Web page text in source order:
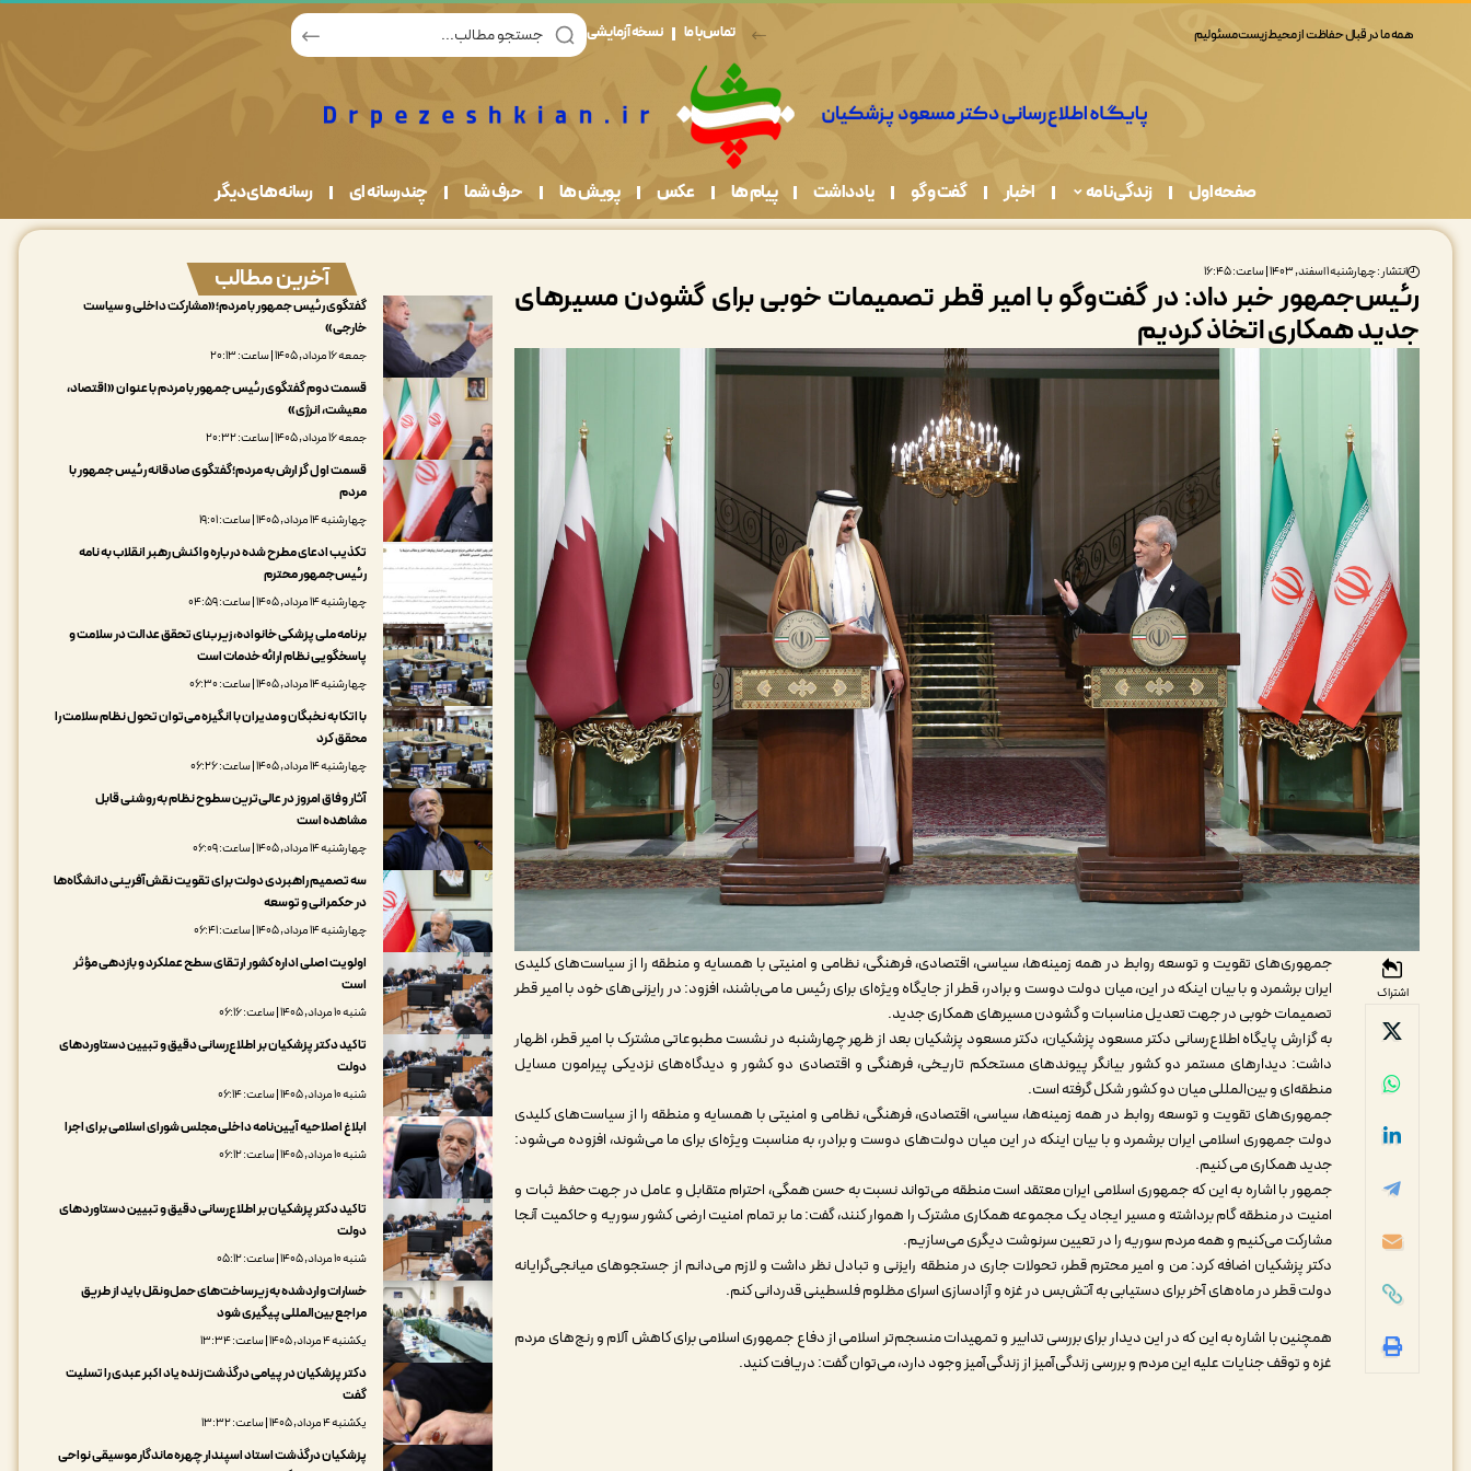
همه ما در قبال حفاظت از محیط زیست مسئولیم تماس با ما نسخه آزمایشی
صفحه اول زندگی نامه اخبار گفت و گو یادداشت پیام ها عکس پویش ها حرف شما چندرسانه ای رسانه های دیگر
انتشار : چهارشنبه ۱ اسفند, ۱۴۰۳ | ساعت: ۱۶:۴۵
رئیس‌جمهور خبر داد: در گفت‌وگو با امیر قطر تصمیمات خوبی برای گشودن مسیرهای
جدید همکاری اتخاذ کردیم
اشتراک
جمهوری‌های تقویت و توسعه روابط در همه زمینه‌ها، سیاسی، اقتصادی، فرهنگی، نظامی و امنیتی با همسایه و منطقه را از سیاست‌های کلیدی
ایران برشمرد و با بیان اینکه در این، میان دولت دوست و برادر، قطر از جایگاه ویژه‌ای برای رئیس ما می‌باشند، افزود: در رایزنی‌های خود با امیر قطر
تصمیمات خوبی در جهت تعدیل مناسبات و گشودن مسیرهای همکاری جدید.
به گزارش پایگاه اطلاع‌رسانی دکتر مسعود پزشکیان، دکتر مسعود پزشکیان بعد از ظهر چهارشنبه در نشست مطبوعاتی مشترک با امیر قطر، اظهار
داشت: دیدارهای مستمر دو کشور بیانگر پیوندهای مستحکم تاریخی، فرهنگی و اقتصادی دو کشور و دیدگاه‌های نزدیکی پیرامون مسایل
منطقه‌ای و بین‌المللی میان دو کشور شکل گرفته است.
جمهوری‌های تقویت و توسعه روابط در همه زمینه‌ها، سیاسی، اقتصادی، فرهنگی، نظامی و امنیتی با همسایه و منطقه را از سیاست‌های کلیدی
دولت جمهوری اسلامی ایران برشمرد و با بیان اینکه در این میان دولت‌های دوست و برادر، به مناسبت ویژه‌ای برای ما می‌شوند، افزوده می‌شود:
جدید همکاری می کنیم.
جمهور با اشاره به این که جمهوری اسلامی ایران معتقد است منطقه می‌تواند نسبت به حسن همگی، احترام متقابل و عامل در جهت حفظ ثبات و
امنیت در منطقه گام برداشته و مسیر ایجاد یک مجموعه همکاری مشترک را هموار کنند، گفت: ما بر تمام امنیت ارضی کشور سوریه و حاکمیت آنجا
مشارکت می‌کنیم و همه مردم سوریه را در تعیین سرنوشت دیگری می‌سازیم.
دکتر پزشکیان اضافه کرد: من و امیر محترم قطر، تحولات جاری در منطقه رایزنی و تبادل نظر داشت و لازم می‌دانم از جستجوهای میانجی‌گرایانه
دولت قطر در ماه‌های آخر برای دستیابی به آتش‌بس در غزه و آزادسازی اسرای مظلوم فلسطینی قدردانی کنم.
همچنین با اشاره به این که در این دیدار برای بررسی تدابیر و تمهیدات منسجم‌تر اسلامی از دفاع جمهوری اسلامی برای کاهش آلام و رنج‌های مردم
غزه و توقف جنایات علیه این مردم و بررسی زندگی‌آمیز از زندگی‌آمیز وجود دارد، می‌توان گفت: دریافت کنید.
آخرین مطالب
گفتگوی رئیس جمهور با مردم؛«مشارکت داخلی و سیاست
خارجی»
جمعه ۱۶ مرداد, ۱۴۰۵ | ساعت: ۲۰:۱۳
قسمت دوم گفتگوی رئیس جمهور با مردم با عنوان «اقتصاد،
معیشت، انرژی»
جمعه ۱۶ مرداد, ۱۴۰۵ | ساعت: ۲۰:۳۲
قسمت اول گزارش به مردم؛گفتگوی صادقانه رئیس جمهور با
مردم
چهارشنبه ۱۴ مرداد, ۱۴۰۵ | ساعت: ۱۹:۰۱
تکذیب ادعای مطرح شده درباره واکنش رهبر انقلاب به نامه
رئیس‌جمهور محترم
چهارشنبه ۱۴ مرداد, ۱۴۰۵ | ساعت: ۰۴:۵۹
برنامه ملی پزشکی خانواده، زیربنای تحقق عدالت در سلامت و
پاسخگویی نظام ارائه خدمات است
چهارشنبه ۱۴ مرداد, ۱۴۰۵ | ساعت: ۰۶:۳۰
با اتکا به نخبگان و مدیران با انگیزه می‌توان تحول نظام سلامت را
محقق کرد
چهارشنبه ۱۴ مرداد, ۱۴۰۵ | ساعت: ۰۶:۲۶
آثار وفاق امروز در عالی‌ترین سطوح نظام به روشنی قابل
مشاهده است
چهارشنبه ۱۴ مرداد, ۱۴۰۵ | ساعت: ۰۶:۰۹
سه تصمیم راهبردی دولت برای تقویت نقش‌آفرینی دانشگاه‌ها
در حکمرانی و توسعه
چهارشنبه ۱۴ مرداد, ۱۴۰۵ | ساعت: ۰۶:۴۱
اولویت اصلی اداره کشور ارتقای سطح عملکرد و بازدهی مؤثر
است
شنبه ۱۰ مرداد, ۱۴۰۵ | ساعت: ۰۶:۱۶
تاکید دکتر پزشکیان بر اطلاع‌رسانی دقیق و تبیین دستاوردهای
دولت
شنبه ۱۰ مرداد, ۱۴۰۵ | ساعت: ۰۶:۱۴
ابلاغ اصلاحیه آیین‌نامه داخلی مجلس شورای اسلامی برای اجرا
شنبه ۱۰ مرداد, ۱۴۰۵ | ساعت: ۰۶:۱۲
تاکید دکتر پزشکیان بر اطلاع‌رسانی دقیق و تبیین دستاوردهای
دولت
شنبه ۱۰ مرداد, ۱۴۰۵ | ساعت: ۰۵:۱۲
خسارات واردشده به زیرساخت‌های حمل‌ونقل باید از طریق
مراجع بین‌المللی پیگیری شود
یکشنبه ۴ مرداد, ۱۴۰۵ | ساعت: ۱۳:۳۴
دکتر پزشکیان در پیامی درگذشت زنده یاد اکبر عبدی را تسلیت
گفت
یکشنبه ۴ مرداد, ۱۴۰۵ | ساعت: ۱۳:۳۲
پزشکیان درگذشت استاد اسپندار چهره ماندگار موسیقی نواحی